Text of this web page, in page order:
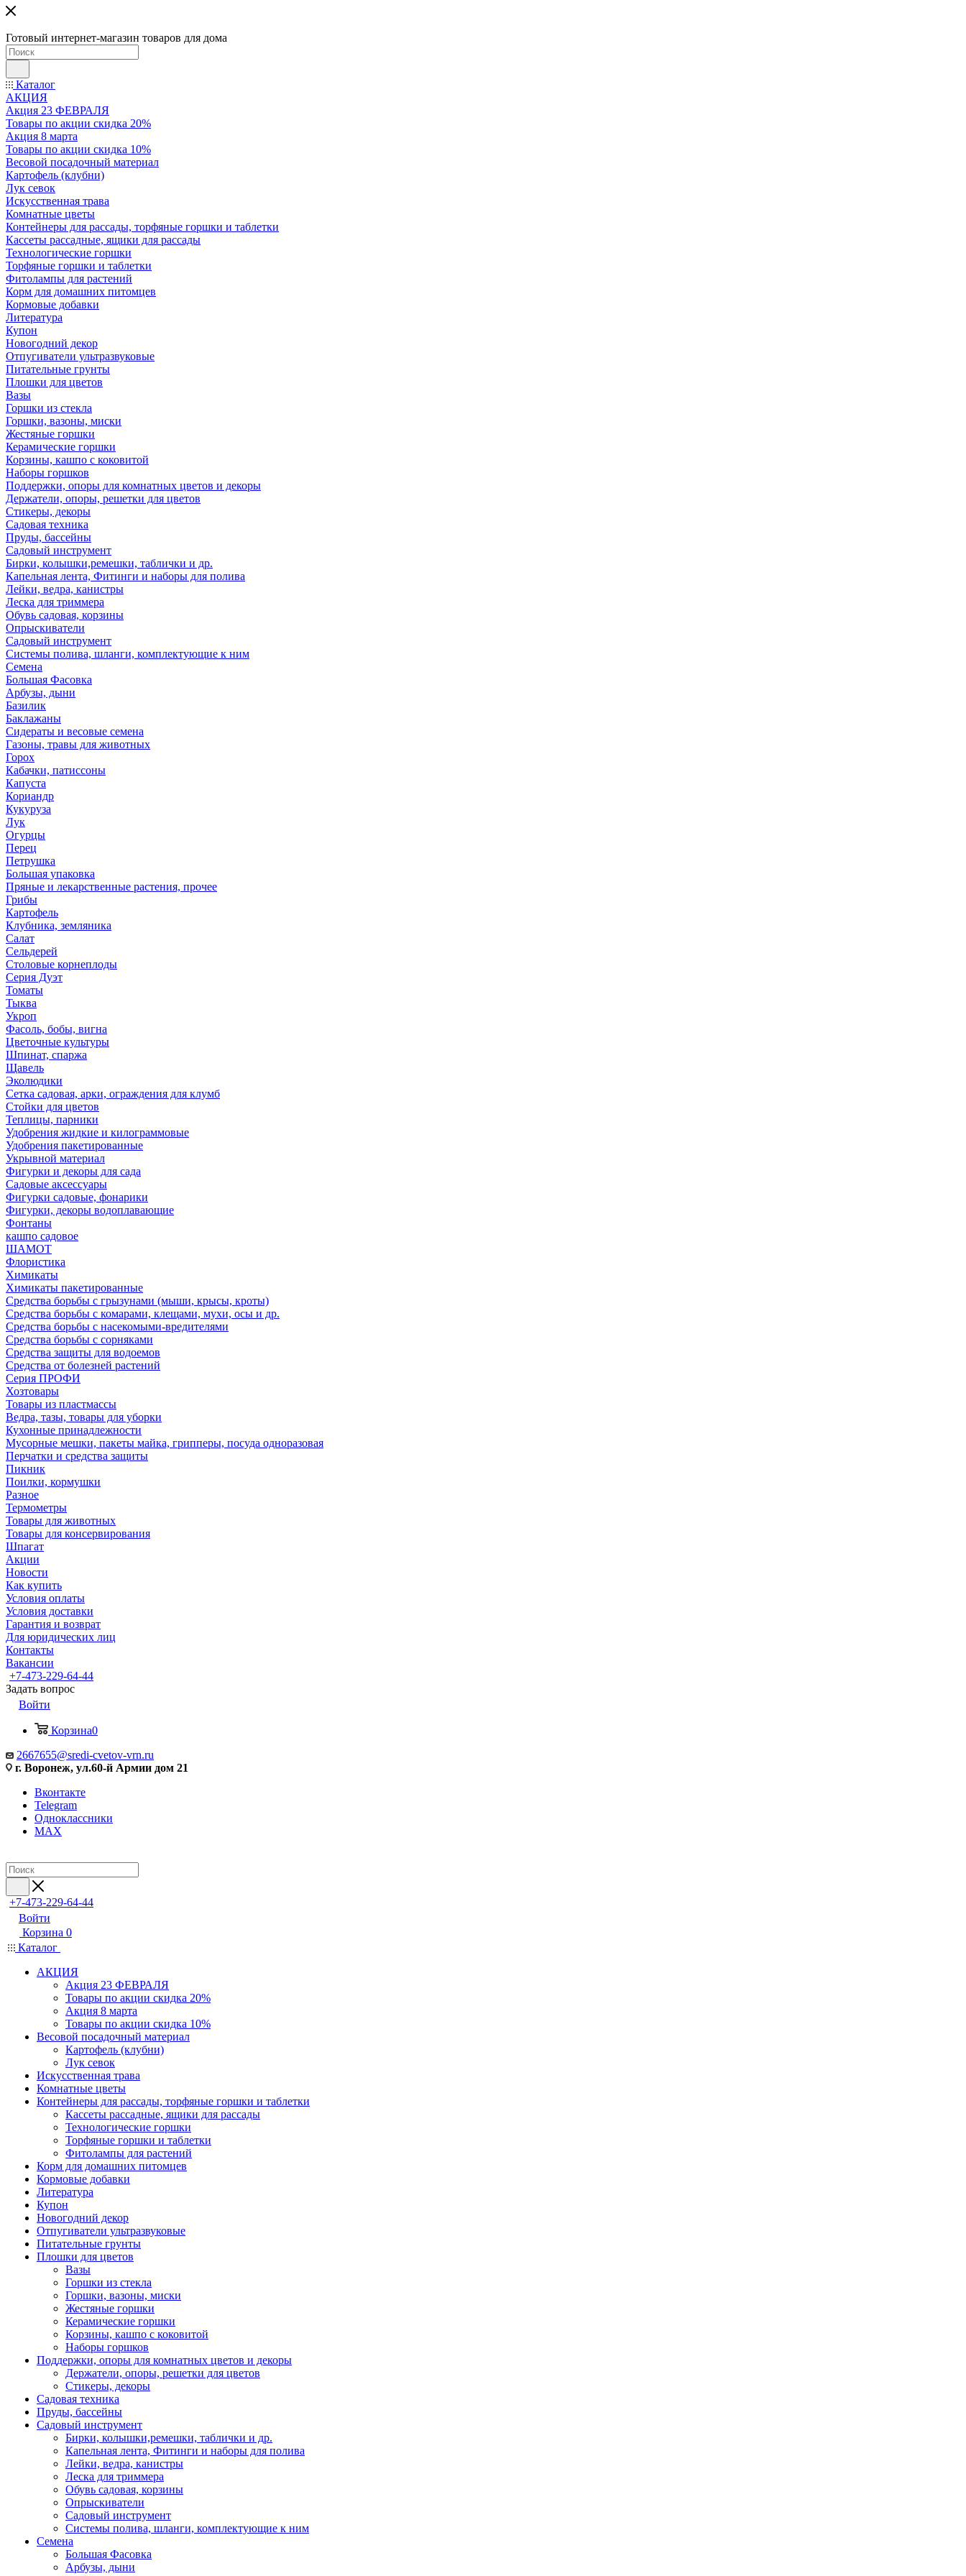
Готовый интернет-магазин товаров для дома
Каталог
АКЦИЯ
Акция 23 ФЕВРАЛЯ
Товары по акции скидка 20%
Акция 8 марта
Товары по акции скидка 10%
Весовой посадочный материал
Картофель (клубни)
Лук севок
Искусственная трава
Комнатные цветы
Контейнеры для рассады, торфяные горшки и таблетки
Кассеты рассадные, ящики для рассады
Технологические горшки
Торфяные горшки и таблетки
Фитолампы для растений
Корм для домашних питомцев
Кормовые добавки
Литература
Купон
Новогодний декор
Отпугиватели ультразвуковые
Питательные грунты
Плошки для цветов
Вазы
Горшки из стекла
Горшки, вазоны, миски
Жестяные горшки
Керамические горшки
Корзины, кашпо с коковитой
Наборы горшков
Поддержки, опоры для комнатных цветов и декоры
Держатели, опоры, решетки для цветов
Стикеры, декоры
Садовая техника
Пруды, бассейны
Садовый инструмент
Бирки, колышки,ремешки, таблички и др.
Капельная лента, Фитинги и наборы для полива
Лейки, ведра, канистры
Леска для триммера
Обувь садовая, корзины
Опрыскиватели
Садовый инструмент
Системы полива, шланги, комплектующие к ним
Семена
Большая Фасовка
Арбузы, дыни
Базилик
Баклажаны
Сидераты и весовые семена
Газоны, травы для животных
Горох
Кабачки, патиссоны
Капуста
Кориандр
Кукуруза
Лук
Огурцы
Перец
Петрушка
Большая упаковка
Пряные и лекарственные растения, прочее
Грибы
Картофель
Клубника, земляника
Салат
Сельдерей
Столовые корнеплоды
Серия Дуэт
Томаты
Тыква
Укроп
Фасоль, бобы, вигна
Цветочные культуры
Шпинат, спаржа
Щавель
Эколюдики
Сетка садовая, арки, ограждения для клумб
Стойки для цветов
Теплицы, парники
Удобрения жидкие и килограммовые
Удобрения пакетированные
Укрывной материал
Фигурки и декоры для сада
Садовые аксессуары
Фигурки садовые, фонарики
Фигурки, декоры водоплавающие
Фонтаны
кашпо садовое
ШАМОТ
Флористика
Химикаты
Химикаты пакетированные
Средства борьбы с грызунами (мыши, крысы, кроты)
Средства борьбы с комарами, клещами, мухи, осы и др.
Средства борьбы с насекомыми-вредителями
Средства борьбы с сорняками
Средства защиты для водоемов
Средства от болезней растений
Серия ПРОФИ
Хозтовары
Товары из пластмассы
Ведра, тазы, товары для уборки
Кухонные принадлежности
Мусорные мешки, пакеты майка, грипперы, посуда одноразовая
Перчатки и средства защиты
Пикник
Поилки, кормушки
Разное
Термометры
Товары для животных
Товары для консервирования
Шпагат
Акции
Новости
Как купить
Условия оплаты
Условия доставки
Гарантия и возврат
Для юридических лиц
Контакты
Вакансии
+7-473-229-64-44
Задать вопрос
Войти
Корзина0
2667655@sredi-cvetov-vrn.ru
г. Воронеж, ул.60-й Армии дом 21
Вконтакте
Telegram
Одноклассники
MAX
+7-473-229-64-44
Войти
Корзина 0
Каталог
АКЦИЯ
Акция 23 ФЕВРАЛЯ
Товары по акции скидка 20%
Акция 8 марта
Товары по акции скидка 10%
Весовой посадочный материал
Картофель (клубни)
Лук севок
Искусственная трава
Комнатные цветы
Контейнеры для рассады, торфяные горшки и таблетки
Кассеты рассадные, ящики для рассады
Технологические горшки
Торфяные горшки и таблетки
Фитолампы для растений
Корм для домашних питомцев
Кормовые добавки
Литература
Купон
Новогодний декор
Отпугиватели ультразвуковые
Питательные грунты
Плошки для цветов
Вазы
Горшки из стекла
Горшки, вазоны, миски
Жестяные горшки
Керамические горшки
Корзины, кашпо с коковитой
Наборы горшков
Поддержки, опоры для комнатных цветов и декоры
Держатели, опоры, решетки для цветов
Стикеры, декоры
Садовая техника
Пруды, бассейны
Садовый инструмент
Бирки, колышки,ремешки, таблички и др.
Капельная лента, Фитинги и наборы для полива
Лейки, ведра, канистры
Леска для триммера
Обувь садовая, корзины
Опрыскиватели
Садовый инструмент
Системы полива, шланги, комплектующие к ним
Семена
Большая Фасовка
Арбузы, дыни